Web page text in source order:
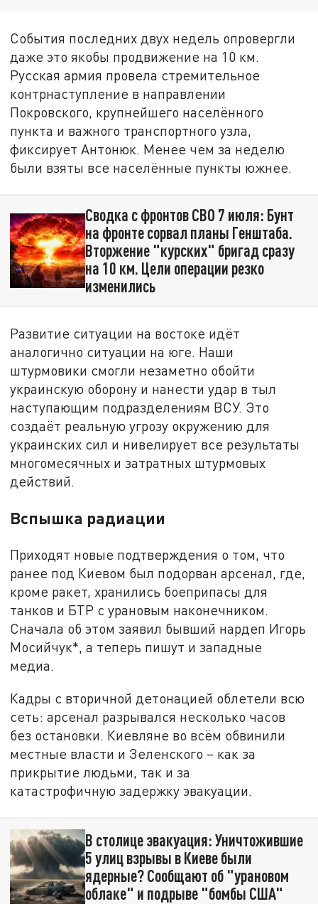
События последних двух недель опровергли
даже это якобы продвижение на 10 км.
Русская армия провела стремительное
контрнаступление в направлении
Покровского, крупнейшего населённого
пункта и важного транспортного узла,
фиксирует Антонюк. Менее чем за неделю
были взяты все населённые пункты южнее.
Сводка с фронтов СВО 7 июля: Бунт
на фронте сорвал планы Генштаба.
Вторжение "курских" бригад сразу
на 10 км. Цели операции резко
изменились
Развитие ситуации на востоке идёт
аналогично ситуации на юге. Наши
штурмовики смогли незаметно обойти
украинскую оборону и нанести удар в тыл
наступающим подразделениям ВСУ. Это
создаёт реальную угрозу окружению для
украинских сил и нивелирует все результаты
многомесячных и затратных штурмовых
действий.
Вспышка радиации
Приходят новые подтверждения о том, что
ранее под Киевом был подорван арсенал, где,
кроме ракет, хранились боеприпасы для
танков и БТР с урановым наконечником.
Сначала об этом заявил бывший нардеп Игорь
Мосийчук*, а теперь пишут и западные
медиа.
Кадры с вторичной детонацией облетели всю
сеть: арсенал разрывался несколько часов
без остановки. Киевляне во всём обвинили
местные власти и Зеленского – как за
прикрытие людьми, так и за
катастрофичную задержку эвакуации.
В столице эвакуация: Уничтожившие
5 улиц взрывы в Киеве были
ядерные? Сообщают об "урановом
облаке" и подрыве "бомбы США"